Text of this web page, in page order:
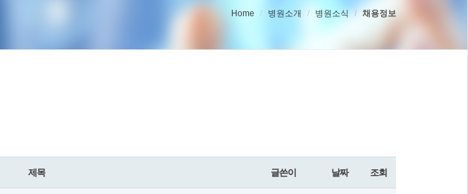
Home 병원소개 병원소식 채용정보
제목 글쓴이 날짜 조회